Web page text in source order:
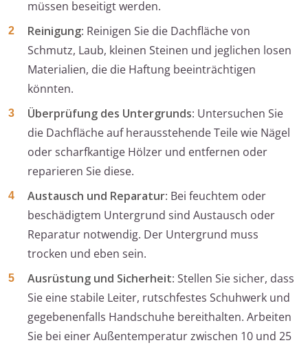
müssen beseitigt werden.
Reinigung: Reinigen Sie die Dachfläche von
Schmutz, Laub, kleinen Steinen und jeglichen losen
Materialien, die die Haftung beeinträchtigen
könnten.
Überprüfung des Untergrunds: Untersuchen Sie
die Dachfläche auf herausstehende Teile wie Nägel
oder scharfkantige Hölzer und entfernen oder
reparieren Sie diese.
Austausch und Reparatur: Bei feuchtem oder
beschädigtem Untergrund sind Austausch oder
Reparatur notwendig. Der Untergrund muss
trocken und eben sein.
Ausrüstung und Sicherheit: Stellen Sie sicher, dass
Sie eine stabile Leiter, rutschfestes Schuhwerk und
gegebenenfalls Handschuhe bereithalten. Arbeiten
Sie bei einer Außentemperatur zwischen 10 und 25